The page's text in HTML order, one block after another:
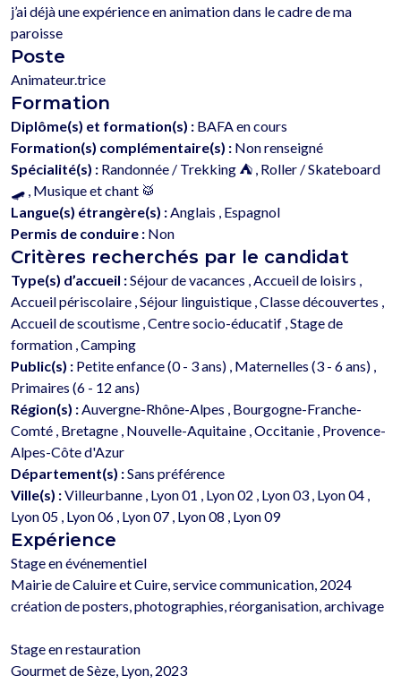
j’ai déjà une expérience en animation dans le cadre de ma
Poste
Animateur.trice
Formation
Diplôme(s) et formation(s) : BAFA en cours
Formation(s) complémentaire(s) : Non renseigné
Spécialité(s) : Randonnée / Trekking ⛺️ , Roller / Skateboard
🛹 , Musique et chant 🥁
Langue(s) étrangère(s) :Anglais , Espagnol
Permis de conduire : Non
Critères recherchés par le candidat
Type(s) d’accueil :Séjour de vacances , Accueil de loisirs ,
Accueil périscolaire , Séjour linguistique , Classe découvertes ,
Accueil de scoutisme , Centre socio-éducatif , Stage de
formation , Camping
Public(s) : Petite enfance (0 - 3 ans) , Maternelles (3 - 6 ans) ,
Primaires (6 - 12 ans)
Région(s) :Auvergne-Rhône-Alpes , Bourgogne-Franche-
Comté , Bretagne , Nouvelle-Aquitaine , Occitanie , Provence-
Alpes-Côte d'Azur
Département(s) :Sans préférence
Ville(s) :Villeurbanne , Lyon 01 , Lyon 02 , Lyon 03 , Lyon 04 ,
Lyon 05 , Lyon 06 , Lyon 07 , Lyon 08 , Lyon 09
Expérience
Stage en événementiel
Mairie de Caluire et Cuire, service communication, 2024
création de posters, photographies, réorganisation, archivage
Stage en restauration
Gourmet de Sèze, Lyon, 2023